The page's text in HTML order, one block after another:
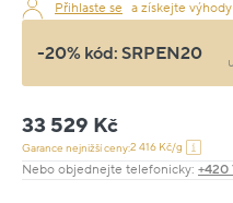
Přihlaste se a získejte
-20% kód: SRPEN20
33 529 Kč
Garance nejnižší ceny:2 416 Kč/g
Nebo objednejte telefonicky: +420